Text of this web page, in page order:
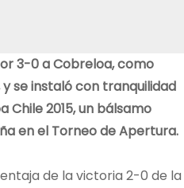
3-0 a Cobreloa, como
se instaló con tranquilidad
Chile 2015, un bálsamo
en el Torneo de Apertura.
de la victoria 2-0 de la